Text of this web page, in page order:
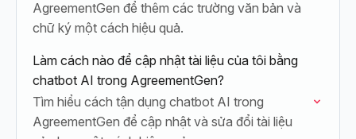
AgreementGen để thêm các trường văn bản và
chữ ký một cách hiệu quả.
Làm cách nào để cập nhật tài liệu của tôi bằng
chatbot AI trong AgreementGen?
Tìm hiểu cách tận dụng chatbot AI trong
AgreementGen để cập nhật và sửa đổi tài liệu